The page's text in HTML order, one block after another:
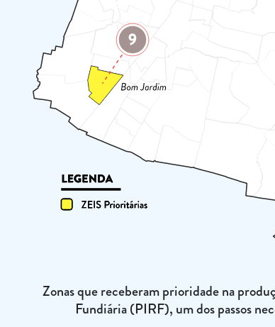
Zonas que receberam prioridade na
Fundiária (PIRF), um dos passos